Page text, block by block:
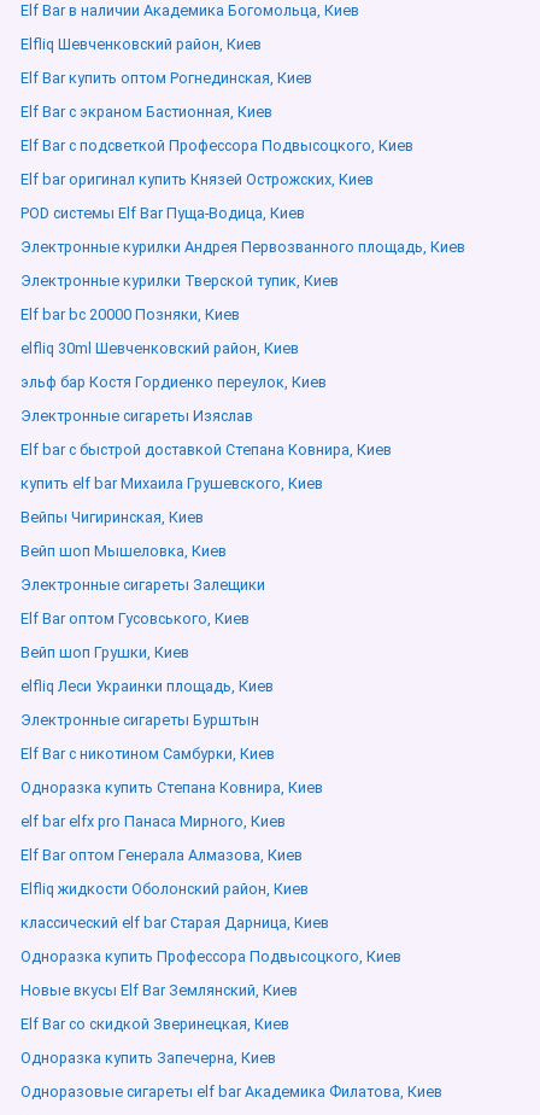
Elf Bar в наличии Академика Богомольца, Киев
Elfliq Шевченковский район, Киев
Elf Bar купить оптом Рогнединская, Киев
Elf Bar с экраном Бастионная, Киев
Elf Bar с подсветкой Профессора Подвысоцкого, Киев
Elf bar оригинал купить Князей Острожских, Киев
POD системы Elf Bar Пуща-Водица, Киев
Электронные курилки Андрея Первозванного площадь, Киев
Электронные курилки Тверской тупик, Киев
Elf bar bc 20000 Позняки, Киев
elfliq 30ml Шевченковский район, Киев
эльф бар Костя Гордиенко переулок, Киев
Электронные сигареты Изяслав
Elf bar с быстрой доставкой Степана Ковнира, Киев
купить elf bar Михаила Грушевского, Киев
Вейпы Чигиринская, Киев
Вейп шоп Мышеловка, Киев
Электронные сигареты Залещики
Elf Bar оптом Гусовського, Киев
Вейп шоп Грушки, Киев
elfliq Леси Украинки площадь, Киев
Электронные сигареты Бурштын
Elf Bar с никотином Самбурки, Киев
Одноразка купить Степана Ковнира, Киев
elf bar elfx pro Панаса Мирного, Киев
Elf Bar оптом Генерала Алмазова, Киев
Elfliq жидкости Оболонский район, Киев
классический elf bar Старая Дарница, Киев
Одноразка купить Профессора Подвысоцкого, Киев
Новые вкусы Elf Bar Землянский, Киев
Elf Bar со скидкой Зверинецкая, Киев
Одноразка купить Запечерна, Киев
Одноразовые сигареты elf bar Академика Филатова, Киев